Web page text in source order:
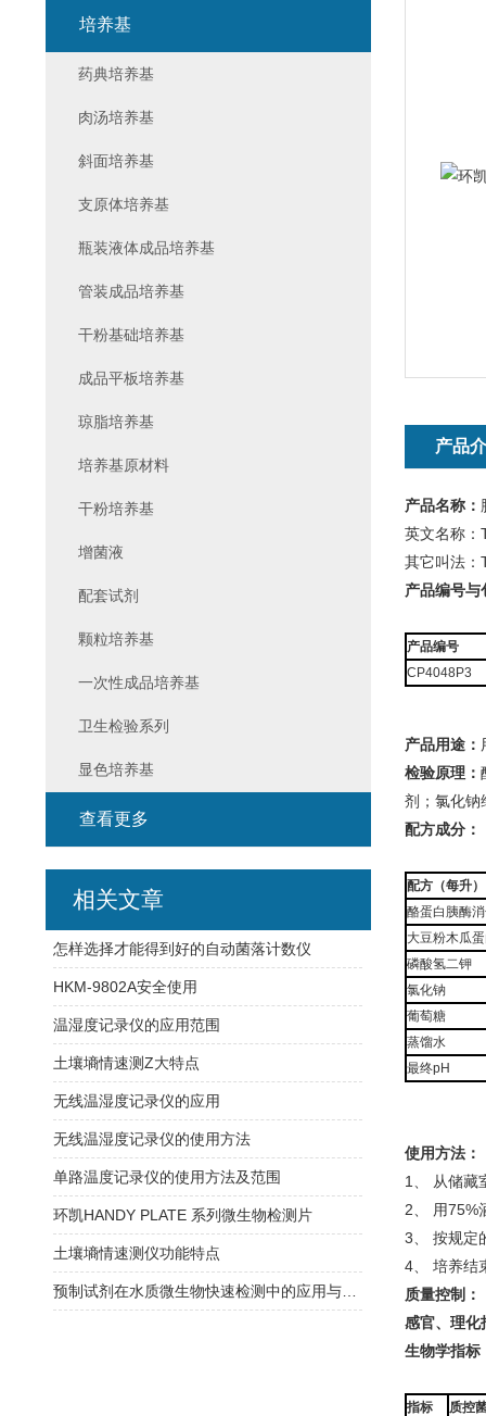
产品
产品名称：
英文名称：
其它叫法：
产品编号与
产品编号
CP4048P3
产品用途：
检验原理：
剂；氯化钠
配方成分：
配方（每升）
酪蛋白胰酶
大豆粉木瓜
磷酸氢二钾
氯化钠
葡萄糖
蒸馏水
最终pH
使用方法：
1、 从储藏
2、 用75%
3、 按规定
4、 培养结
质量控制：
感官、理化
生物学指标
指标 质控
培养基
药典培养基
肉汤培养基
斜面培养基
支原体培养基
瓶装液体成品培养基
管装成品培养基
干粉基础培养基
成品平板培养基
琼脂培养基
培养基原材料
干粉培养基
增菌液
配套试剂
颗粒培养基
一次性成品培养基
卫生检验系列
显色培养基
查看更多
相关文章
怎样选择才能得到好的自动菌落计数仪
HKM-9802A安全使用
温湿度记录仪的应用范围
土壤墒情速测Z大特点
无线温湿度记录仪的应用
无线温湿度记录仪的使用方法
单路温度记录仪的使用方法及范围
环凯HANDY PLATE 系列微生物检测片
土壤墒情速测仪功能特点